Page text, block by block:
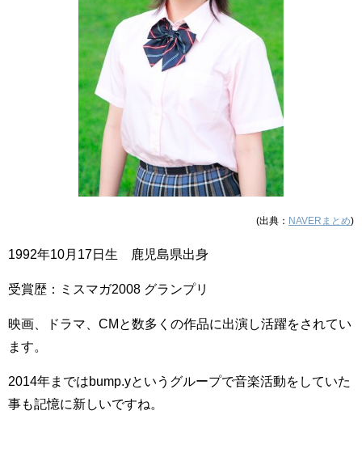
(出典： NAVERまとめ)
1992年10月17日生 鹿児島県出身
受賞歴：ミスマガ2008 グランプリ
映画、ドラマ、CMと数多くの作品に出演し活躍をされてい
ます。
2014年まではbump.yというグループで音楽活動をしていた
事も記憶に新しいですね。